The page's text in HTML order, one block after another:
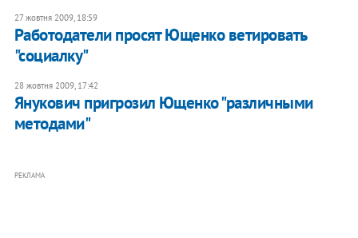
27 жовтня 2009, 18:59
Работодатели просят Ющенко ветировать
"социалку"
28 жовтня 2009, 17:42
Янукович пригрозил Ющенко "различными
методами"
РЕКЛАМА